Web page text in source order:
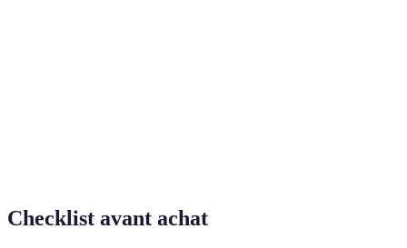
Checklist avant achat